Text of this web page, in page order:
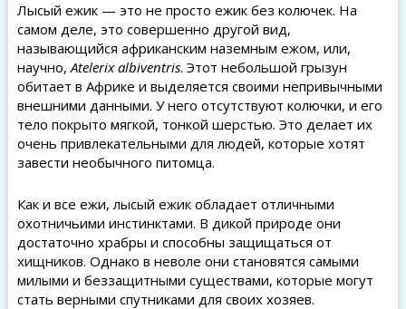
Лысый ежик — это не просто ежик без колючек. На
самом деле, это совершенно другой вид,
называющийся африканским наземным ежом, или,
научно,Atelerix albiventris. Этот небольшой грызун
обитает в Африке и выделяется своими непривычными
внешними данными. У него отсутствуют колючки, и его
тело покрыто мягкой, тонкой шерстью. Это делает их
очень привлекательными для людей, которые хотят
завести необычного питомца.
Как и все ежи, лысый ежик обладает отличными
охотничьими инстинктами. В дикой природе они
достаточно храбры и способны защищаться от
хищников. Однако в неволе они становятся самыми
милыми и беззащитными существами, которые могут
стать верными спутниками для своих хозяев.